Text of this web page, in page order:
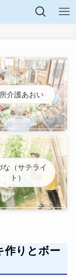
介護あおい
な（サテライ
ト）
作りとボー